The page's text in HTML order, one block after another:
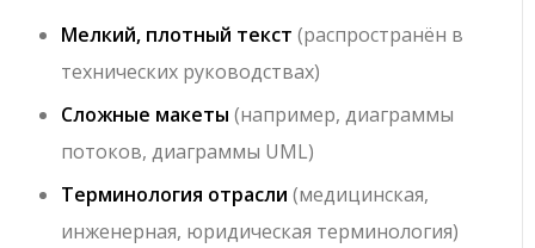
Мелкий, плотный текст (распространён в
технических руководствах)
Сложные макеты (например, диаграммы
потоков, диаграммы UML)
Терминология отрасли (медицинская,
инженерная, юридическая терминология)